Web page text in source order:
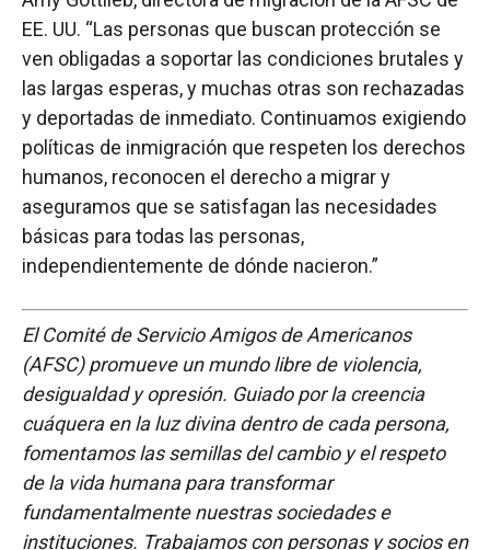
EE. UU. “Las personas que buscan protección se
ven obligadas a soportar las condiciones brutales y
las largas esperas, y muchas otras son rechazadas
y deportadas de inmediato. Continuamos exigiendo
políticas de inmigración que respeten los derechos
humanos, reconocen el derecho a migrar y
aseguramos que se satisfagan las necesidades
básicas para todas las personas,
independientemente de dónde nacieron.”
El Comité de Servicio Amigos de Americanos
(AFSC) promueve un mundo libre de violencia,
desigualdad y opresión. Guiado por la creencia
cuáquera en la luz divina dentro de cada persona,
fomentamos las semillas del cambio y el respeto
de la vida humana para transformar
fundamentalmente nuestras sociedades e
instituciones. Trabajamos con personas y socios en